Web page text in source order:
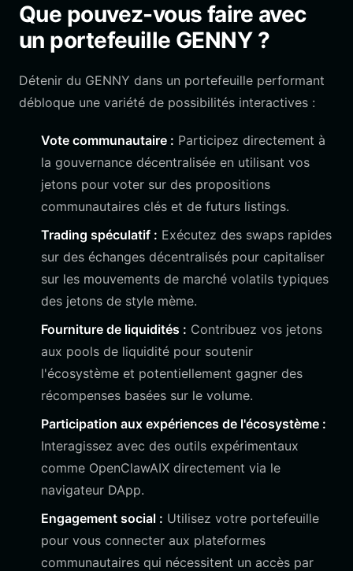
Que pouvez-vous faire avec
un portefeuille GENNY ?
Détenir du GENNY dans un portefeuille performant
débloque une variété de possibilités interactives :
Vote communautaire : Participez directement à
la gouvernance décentralisée en utilisant vos
jetons pour voter sur des propositions
communautaires clés et de futurs listings.
Trading spéculatif : Exécutez des swaps rapides
sur des échanges décentralisés pour capitaliser
sur les mouvements de marché volatils typiques
des jetons de style mème.
Fourniture de liquidités : Contribuez vos jetons
aux pools de liquidité pour soutenir
l'écosystème et potentiellement gagner des
récompenses basées sur le volume.
Participation aux expériences de l'écosystème :
Interagissez avec des outils expérimentaux
comme OpenClawAIX directement via le
navigateur DApp.
Engagement social : Utilisez votre portefeuille
pour vous connecter aux plateformes
communautaires qui nécessitent un accès par